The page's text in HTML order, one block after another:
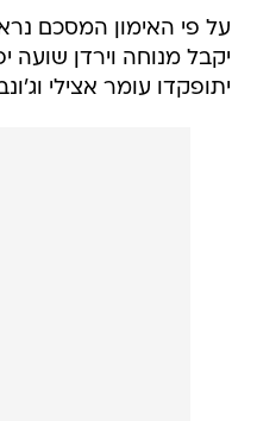
על פי האימון המסכם
יקבל מנוחה וירדן שועה
יתופקדו עומר אצילי